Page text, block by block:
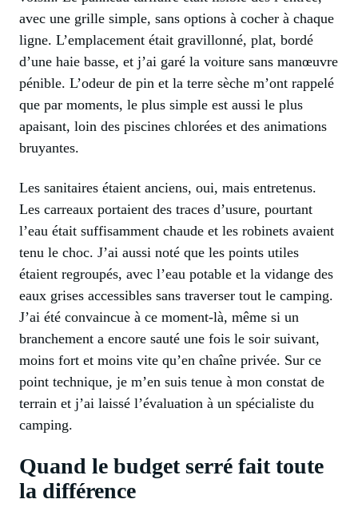
avec une grille simple, sans options à cocher à chaque
ligne. L’emplacement était gravillonné, plat, bordé
d’une haie basse, et j’ai garé la voiture sans manœuvre
pénible. L’odeur de pin et la terre sèche m’ont rappelé
que par moments, le plus simple est aussi le plus
apaisant, loin des piscines chlorées et des animations
bruyantes.
Les sanitaires étaient anciens, oui, mais entretenus.
Les carreaux portaient des traces d’usure, pourtant
l’eau était suffisamment chaude et les robinets avaient
tenu le choc. J’ai aussi noté que les points utiles
étaient regroupés, avec l’eau potable et la vidange des
eaux grises accessibles sans traverser tout le camping.
J’ai été convaincue à ce moment-là, même si un
branchement a encore sauté une fois le soir suivant,
moins fort et moins vite qu’en chaîne privée. Sur ce
point technique, je m’en suis tenue à mon constat de
terrain et j’ai laissé l’évaluation à un spécialiste du
camping.
Quand le budget serré fait toute
la différence